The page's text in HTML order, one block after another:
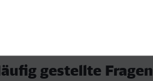
gestellte Fragen